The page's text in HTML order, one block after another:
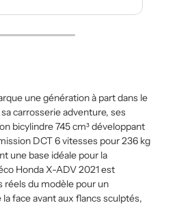
une génération à part dans le
carrosserie adventure, ses
bicylindre 745 cm³ développant
DCT 6 vitesses pour 236 kg
une base idéale pour la
Honda X-ADV 2021 est
réels du modèle pour un
face avant aux flancs sculptés,